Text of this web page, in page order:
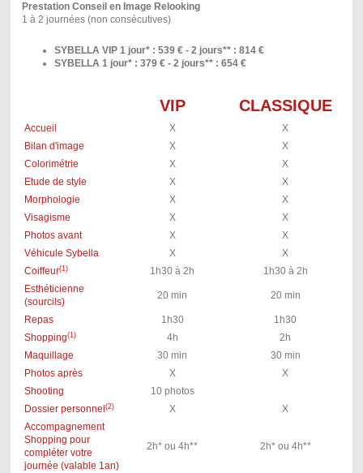
Prestation Conseil en Image Relooking
1 à 2 journées (non consécutives)
SYBELLA VIP 1 jour* : 539 € - 2 jours** : 814 €
SYBELLA1 jour* : 379 € - 2 jours** : 654 €
VIP CLASSIQUE
Accueil X
X
Bilan d'image
X
X
Colorimétrie
X
X
Etude de style
X
X
Morphologie
X
X
Visagisme
X
X
Photos avant
X
X
Véhicule Sybella
X
X
Coiffeur(1) 1h30 à 2h
1h30 à 2h
Esthéticienne
(sourcils)
20 min 20 min
Repas 1h30
1h30
Shopping(1) 4h
2h
Maquillage
30 min
30 min
Photos après
X
X
Shooting
10 photos
Dossier personnel (2) X
X
Accompagnement
Shopping pour
compléter votre
journée (valable 1an)
2h* ou 4h** 2h* ou 4h**